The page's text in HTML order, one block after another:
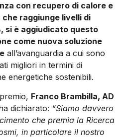
con recupero di calore e
che raggiunge livelli di
si è aggiudicato questo
come nuova soluzione
all’avanguardia a cui sono
migliori in termini di
energetiche sostenibili.
Franco Brambilla, AD
dichiarato: “Siamo davvero
che premia la Ricerca
in particolare il nostro